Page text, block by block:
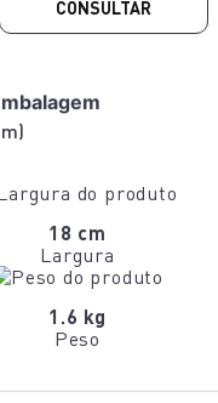
CONSULTAR
)
18 cm
Largura
1.6 kg
Peso